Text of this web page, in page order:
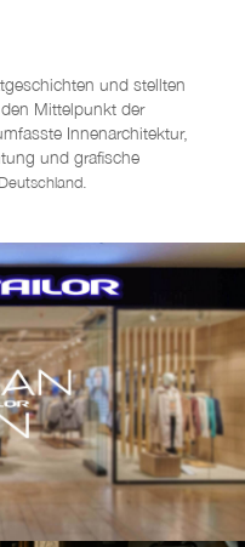
und stellten
den Mittelpunkt der
Innenarchitektur,
und grafische